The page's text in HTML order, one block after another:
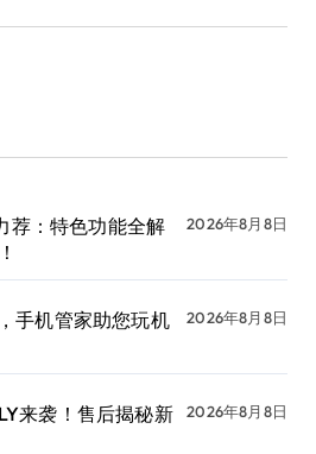
荐：特色功能全解
2026年8月8日
手机管家助您玩机
2026年8月8日
来袭！售后揭秘新
2026年8月8日